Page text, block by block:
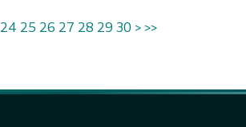
24 25 26 27 28 29 30 > >>